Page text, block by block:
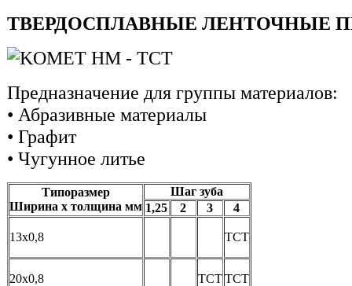
ТВЕРДОСПЛАВНЫЕ ЛЕНТОЧНЫЕ
Предназначение для группы материалов:
• Абразивные материалы
• Графит
• Чугунное литье
Типоразмер
Ширина х толщина мм
Шаг зуба
1,25
2 3 4
13х0,8 TCT
20х0,8 TCTTCT